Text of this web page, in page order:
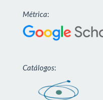
Métrica:
Catálogos: